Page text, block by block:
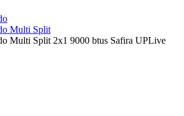
Multi Split
Multi Split 2x1 9000 btus Safira UPLive